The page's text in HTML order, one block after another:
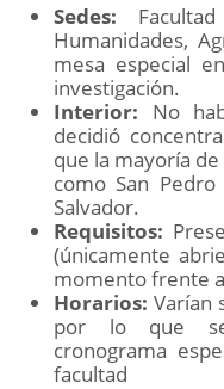
Sedes:
Humanidades,
mesa especial
investigación.
Interior: No
decidió
que la mayoría
como San
Salvador.
Requisitos:
(únicamente
momento frente
Horarios: Varían
por lo que se
cronograma
facultad